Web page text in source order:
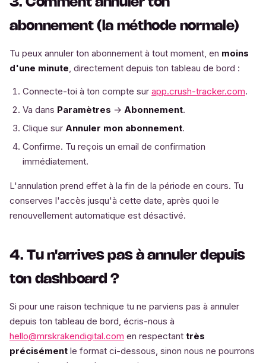
abonnement (la méthode normale)
Tu peux annuler ton abonnement à tout moment, en moins
d'une minute, directement depuis ton tableau de bord :
Connecte-toi à ton compte sur app.crush-tracker.com.
Va dans Paramètres → Abonnement.
Clique sur Annuler mon abonnement.
Confirme. Tu reçois un email de confirmation
immédiatement.
L'annulation prend effet à la fin de la période en cours. Tu
conserves l'accès jusqu'à cette date, après quoi le
renouvellement automatique est désactivé.
4. Tu n'arrives pas à annuler depuis
ton dashboard ?
Si pour une raison technique tu ne parviens pas à annuler
depuis ton tableau de bord, écris-nous à
hello@mrskrakendigital.com en respectant très
précisément le format ci-dessous, sinon nous ne pourrons